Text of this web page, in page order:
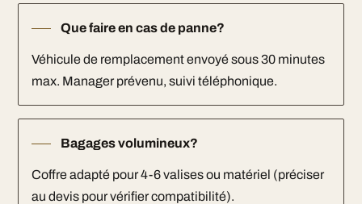
Que faire en cas de panne?
Véhicule de remplacement envoyé sous 30 minutes
max. Manager prévenu, suivi téléphonique.
Bagages volumineux?
Coffre adapté pour 4-6 valises ou matériel (préciser
au devis pour vérifier compatibilité).